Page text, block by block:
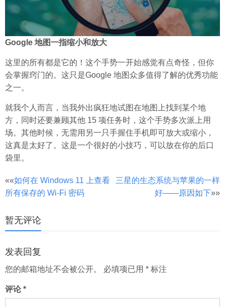
Google 地图一指缩小和放大
这里的所有都是它的！这个手势一开始感觉有点奇怪，但你
会掌握窍门的。这只是Google 地图众多值得了解的优秀功能
之一。
就我个人而言，当我外出疯狂地试图在地图上找到某个地
方，同时还要兼顾其他 15 项任务时，这个手势多次派上用
场。其他时候，无需用另一只手握住手机即可放大或缩小，
这真是太好了。这是一个很好的小技巧，可以放在你的后口
袋里。
文
章
分
页
««如何在 Windows 11 上查看
所有保存的 Wi-Fi 密码
三星的生态系统与苹果的一样
好——原因如下»»
暂无评论
发表回复
您的邮箱地址不会被公开。 必填项已用 * 标注
评论*